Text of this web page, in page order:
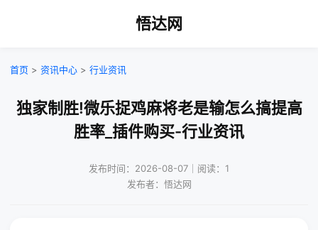
悟达网
首页 > 资讯中心 > 行业资讯
独家制胜!微乐捉鸡麻将老是输怎么搞提高
胜率_插件购买-行业资讯
发布时间：2026-08-07｜阅读：1
发布者：悟达网